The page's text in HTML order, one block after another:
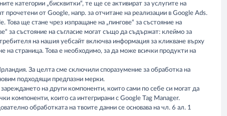
категории „бисквитки“, те ще се активират за услугите на
прочетени от Google, напр. за отчитане на реализации в Google Ads.
ще стане чрез изпращане на „пингове“ за състояние на
за състояние на съгласие могат също да съдържат: клеймо за
на нашия уебсайт включва информация за кликване върху
на страница. Това е необходимо, за да може всички продукти на
За целта сме сключили споразумение за обработка на
подходящи предпазни мерки.
на други компоненти, които сами по себе си могат да
компоненти, които са интегрирани с Google Tag Manager.
обработката на твоите данни се основава на чл. 6 ал. 1